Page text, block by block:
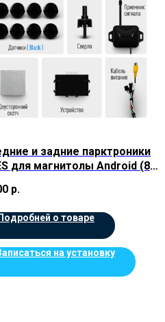
и задние парктроники
для магнитолы Android (8
р.
Подробней о товаре
на установку